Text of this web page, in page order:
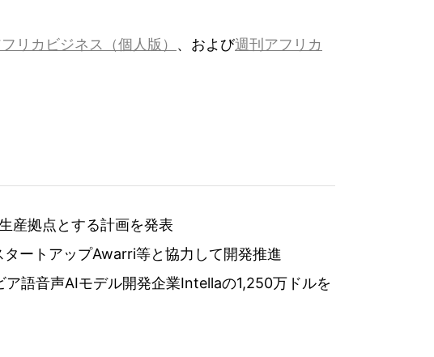
リカビジネス（個人版） 、および週刊アフリカ
産拠点とする計画を発表
ートアップAwarri等と協力して開発推進
語音声AIモデル開発企業Intellaの1,250万ドルを